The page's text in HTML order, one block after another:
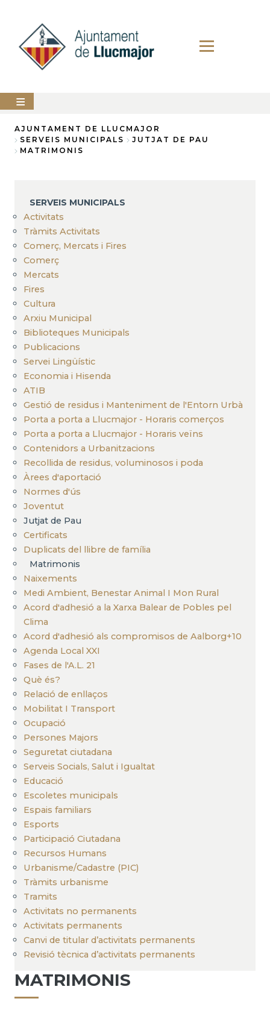
AJUNTAMENT
LLUCMAJOR
PERFIL
DEL
CONTRACTANT
Breadcrumb
AJUNTAMENT DE LLUCMAJOR
SERVEIS MUNICIPALS
JUTJAT DE PAU
MATRIMONIS
SERVEIS MUNICIPALS
Activitats
Tràmits Activitats
Comerç, Mercats i Fires
Comerç
Mercats
Fires
Cultura
Arxiu Municipal
Biblioteques Municipals
Publicacions
Servei Lingüístic
Economia i Hisenda
ATIB
Gestió de residus i Manteniment de l'Entorn Urbà
Porta a porta a Llucmajor - Horaris comerços
Porta a porta a Llucmajor - Horaris veïns
Contenidors a Urbanitzacions
Recollida de residus, voluminosos i poda
Àrees d'aportació
Normes d'ús
Joventut
Jutjat de Pau
Certificats
Duplicats del llibre de família
Matrimonis
Naixements
Medi Ambient, Benestar Animal I Mon Rural
Acord d'adhesió a la Xarxa Balear de Pobles pel
Clima
Acord d'adhesió als compromisos de Aalborg+10
Agenda Local XXI
Fases de l'A.L. 21
Què és?
Relació de enllaços
Mobilitat I Transport
Ocupació
Persones Majors
Seguretat ciutadana
Serveis Socials, Salut i Igualtat
Educació
Escoletes municipals
Espais familiars
Esports
Participació Ciutadana
Recursos Humans
Urbanisme/Cadastre (PIC)
Tràmits urbanisme
Tramits
Activitats no permanents
Activitats permanents
Canvi de titular d’activitats permanents
Revisió tècnica d’activitats permanents
MATRIMONIS